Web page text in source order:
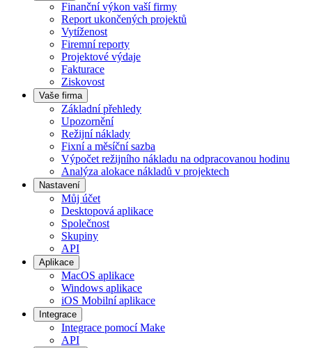
Finanční výkon vaší firmy
Report ukončených projektů
Vytíženost
Firemní reporty
Projektové výdaje
Fakturace
Ziskovost
Vaše firma
Základní přehledy
Upozornění
Režijní náklady
Fixní a měsíční sazba
Výpočet režijního nákladu na odpracovanou hodinu
Analýza alokace nákladů v projektech
Nastavení
Můj účet
Desktopová aplikace
Společnost
Skupiny
API
Aplikace
MacOS aplikace
Windows aplikace
iOS Mobilní aplikace
Integrace
Integrace pomocí Make
API